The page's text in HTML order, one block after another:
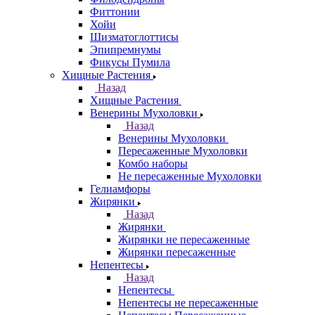
Фиттонии
Хойи
Шизматоглоттисы
Эпипремнумы
Фикусы Пумила
Хищные Растения
Назад
Хищные Растения
Венерины Мухоловки
Назад
Венерины Мухоловки
Пересаженные Мухоловки
Комбо наборы
Не пересаженные Мухоловки
Гелиамфоры
Жирянки
Назад
Жирянки
Жирянки не пересаженные
Жирянки пересаженные
Непентесы
Назад
Непентесы
Непентесы не пересаженные